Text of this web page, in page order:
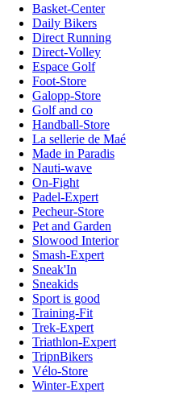
Basket-Center
Daily Bikers
Direct Running
Direct-Volley
Espace Golf
Foot-Store
Galopp-Store
Golf and co
Handball-Store
La sellerie de Maé
Made in Paradis
Nauti-wave
On-Fight
Padel-Expert
Pecheur-Store
Pet and Garden
Slowood Interior
Smash-Expert
Sneak'In
Sneakids
Sport is good
Training-Fit
Trek-Expert
Triathlon-Expert
TripnBikers
Vélo-Store
Winter-Expert